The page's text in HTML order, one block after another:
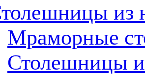
из
Мраморные
Столешницы